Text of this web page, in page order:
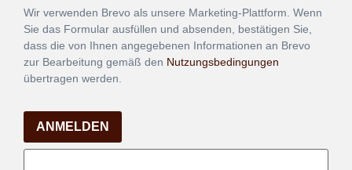
Wir verwenden Brevo als unsere Marketing-Plattform. Wenn
Sie das Formular ausfüllen und absenden, bestätigen Sie,
dass die von Ihnen angegebenen Informationen an Brevo
zur Bearbeitung gemäß den Nutzungsbedingungen
übertragen werden.
ANMELDEN